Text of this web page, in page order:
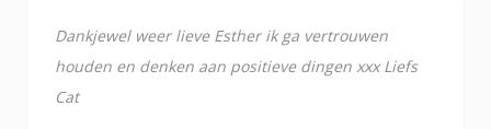
Dankjewel weer lieve Esther ik ga vertrouwen
houden en denken aan positieve dingen xxx Liefs
Cat